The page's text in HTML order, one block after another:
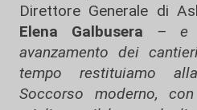
Direttore Generale di
Elena Galbusera – e
avanzamento dei
tempo restituiamo
Soccorso moderno,